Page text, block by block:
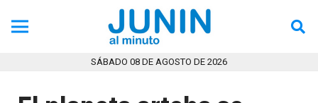
SÁBADO 08 DE AGOSTO DE 2026